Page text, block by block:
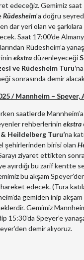
edeceğiz. Gemimiz saat
Rüdesheim’a doğru
dar yeri olan ve
Saat 17:00’de
Rüdesheim’a
ekstradüzenleyeceği
ve Rüdesheim Turu’
sonrasında demir
/ Mannheim – Speyer,
saatlerde
rehberlerinin ekstra
Heildelberg Turu’na
şehirlerinden birisi olan
ziyaret ettikten
ayırdığı bu zarif kentte
bu akşam
edecek. (Tura
gemiden inip akşam
Gemimiz
15:30’da Speyer’e
demir alıyoruz.